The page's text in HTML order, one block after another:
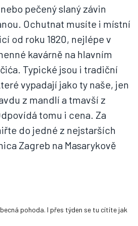
pečený slaný závin
Ochutnat musíte i místní
od roku 1820, nejlépe v
kavárně na hlavním
Typické jsou i tradiční
vypadají jako ty naše, jen
z mandlí a tmavší z
tomu i cena. Za
do jedné z nejstarších
Zagreb na Masarykově
pohoda. I přes týden se tu cítíte jak